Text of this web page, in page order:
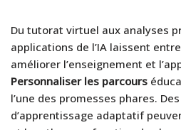
Du tutorat virtuel aux analyses
applications de l’IA laissent
améliorer l’enseignement et
Personnaliser les parcours
l’une des promesses phares.
d’apprentissage adaptatif